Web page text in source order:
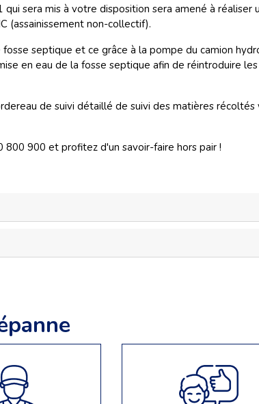
sera mis à votre disposition sera amené à réaliser
(assainissement non-collectif).
septique et ce grâce à la pompe du camion
en eau de la fosse septique afin de réintroduire les
de suivi détaillé de suivi des matières récoltés
900 et profitez d'un savoir-faire hors pair !